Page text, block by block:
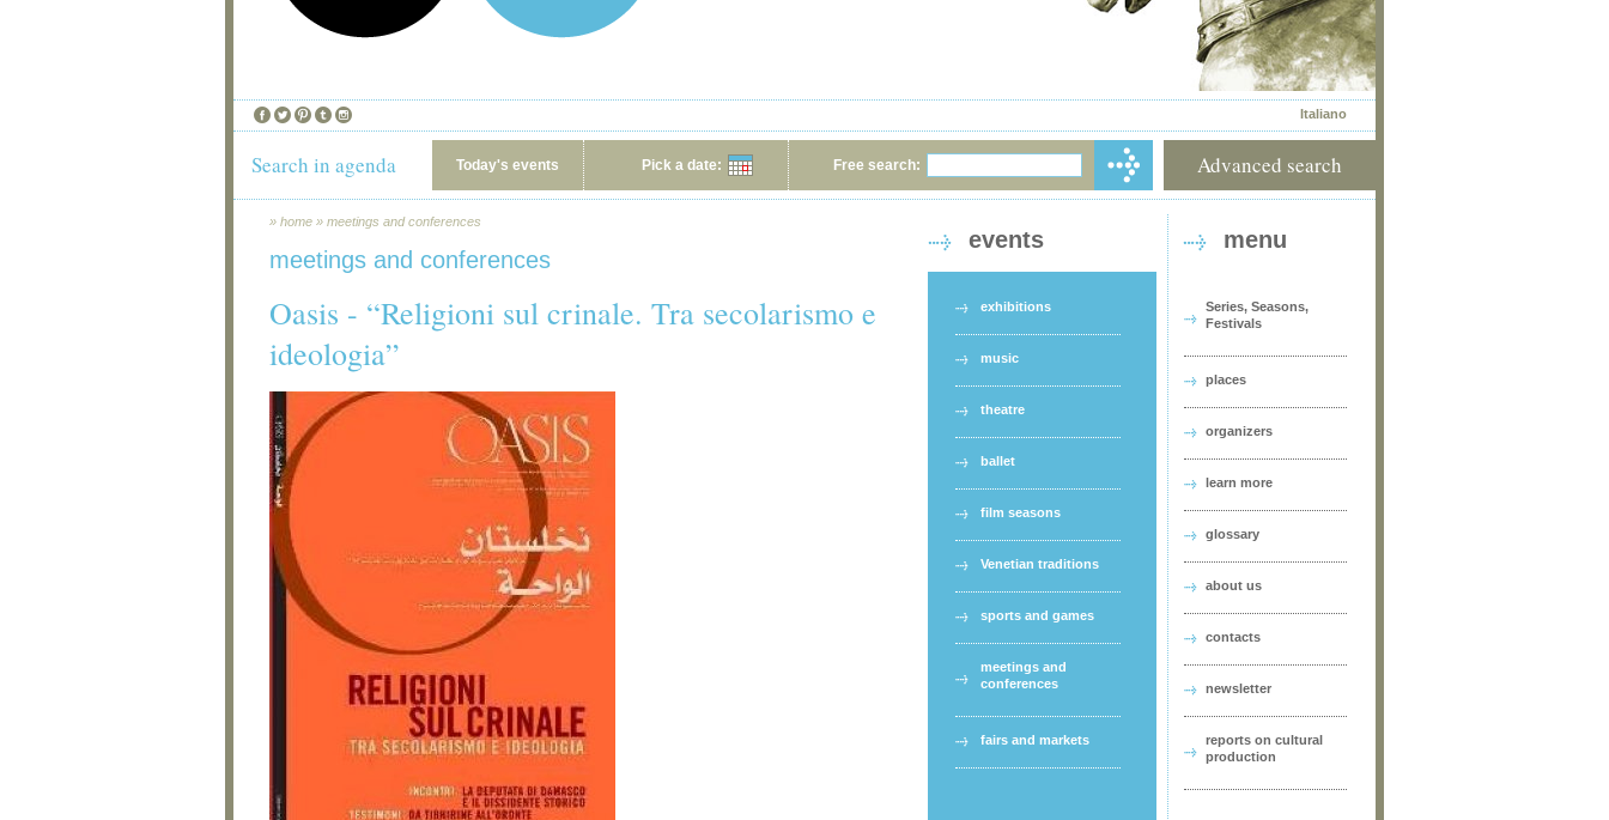
Italiano
Search in agenda Today's events Pick a date: Free search: Advanced search
» home » meetings and conferences
meetings and conferences
Oasis - “Religioni sul crinale. Tra secolarismo e
ideologia”
events
exhibitions
music
theatre
ballet
film seasons
Venetian traditions
sports and games
meetings and
conferences
fairs and markets
menu
Series, Seasons,
Festivals
places
organizers
learn more
glossary
about us
contacts
newsletter
reports on cultural
production